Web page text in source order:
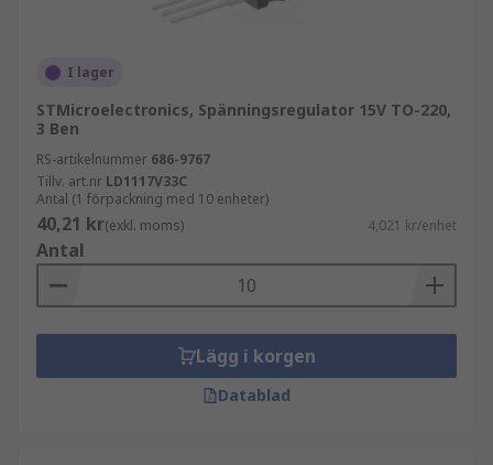
I lager
STMicroelectronics, Spänningsregulator 15V TO-220,
3 Ben
RS-artikelnummer 686-9767
Tillv. art.nr LD1117V33C
Antal (1 förpackning med 10 enheter)
40,21 kr(exkl. moms) 4,021 kr/enhet
Antal
Lägg i korgen
Datablad